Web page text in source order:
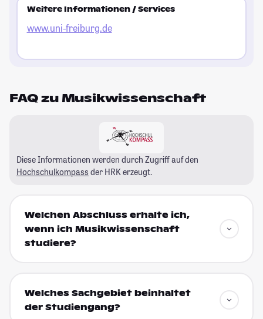
Weitere Informationen / Services
www.uni-freiburg.de
FAQ zu Musikwissenschaft
Diese Informationen werden durch Zugriff auf den
Hochschulkompass der HRK erzeugt.
Welchen Abschluss erhalte ich,
wenn ich Musikwissenschaft
studiere?
Welches Sachgebiet beinhaltet
der Studiengang?